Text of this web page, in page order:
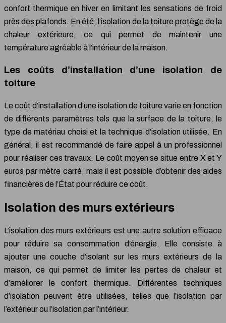
confort thermique en hiver en limitant les sensations de froid
près des plafonds. En été, l’isolation de la toiture protège de la
chaleur extérieure, ce qui permet de maintenir une
température agréable à l’intérieur de la maison.
Les coûts d’installation d’une isolation de
toiture
Le coût d’installation d’une isolation de toiture varie en fonction
de différents paramètres tels que la surface de la toiture, le
type de matériau choisi et la technique d’isolation utilisée. En
général, il est recommandé de faire appel à un professionnel
pour réaliser ces travaux. Le coût moyen se situe entre X et Y
euros par mètre carré, mais il est possible d’obtenir des aides
financières de l’État pour réduire ce coût.
Isolation des murs extérieurs
L’isolation des murs extérieurs est une autre solution efficace
pour réduire sa consommation d’énergie. Elle consiste à
ajouter une couche d’isolant sur les murs extérieurs de la
maison, ce qui permet de limiter les pertes de chaleur et
d’améliorer le confort thermique. Différentes techniques
d’isolation peuvent être utilisées, telles que l’isolation par
l’extérieur ou l’isolation par l’intérieur.